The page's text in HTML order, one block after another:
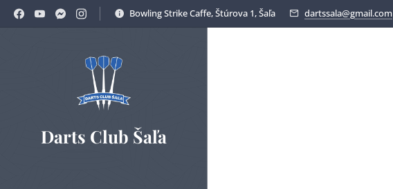
Bowling Strike Caffe, Štúrova 1, Šaľa dartssala@gmail.com
Darts Club Šaľa